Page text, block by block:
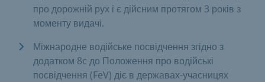
про дорожній рух і є дійсним протягом 3 років з
моменту видачі.
Міжнародне водійське посвідчення згідно з
додатком 8c до Положення про водійські
посвідчення (FeV) діє в державах-учасницях